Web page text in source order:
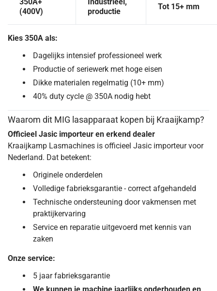
(400V)
productie
Tot 15+ mm
Kies 350A als:
Dagelijks intensief professioneel werk
Productie of seriewerk met hoge eisen
Dikke materialen regelmatig (10+ mm)
40% duty cycle @ 350A nodig hebt
Waarom dit MIG lasapparaat kopen bij Kraaijkamp?
Officieel Jasic importeur en erkend dealer
Kraaijkamp Lasmachines is officieel Jasic importeur voor
Nederland. Dat betekent:
Originele onderdelen
Volledige fabrieksgarantie - correct afgehandeld
Technische ondersteuning door vakmensen met
praktijkervaring
Service en reparatie uitgevoerd met kennis van
zaken
Onze service:
5 jaar fabrieksgarantie